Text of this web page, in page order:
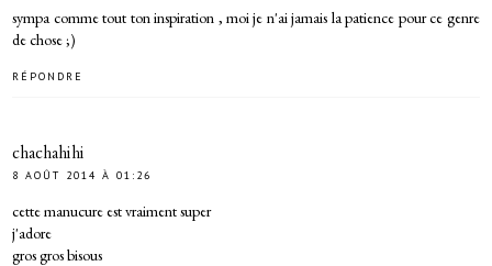
sympa comme tout ton inspiration , moi je n'ai jamais la patience pour ce genre
de chose ;)
RÉPONDRE
chachahihi
8 AOÛT 2014 À 01:26
cette manucure est vraiment super
j'adore
gros gros bisous